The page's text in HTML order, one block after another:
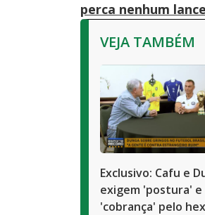
perca nenhum
VEJA TAMBÉM
Exclusivo: Cafu e
exigem 'postura' e
'cobrança' pelo